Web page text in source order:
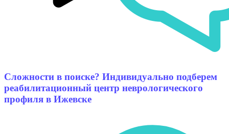
Сложности в поиске? Индивидуально подберем
реабилитационный центр неврологического
профиля в Ижевске